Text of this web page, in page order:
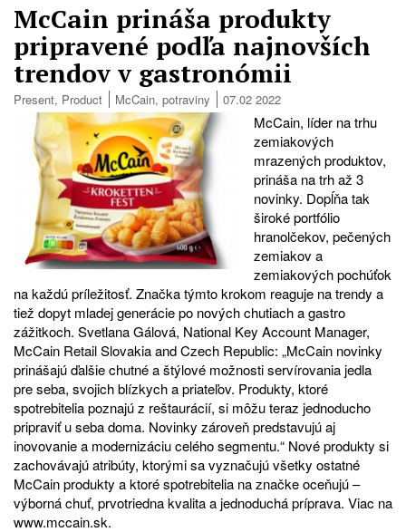
McCain prináša produkty
pripravené podľa najnovších
trendov v gastronómii
Present, Product McCain, potraviny 07.02 2022
McCain, líder na trhu
zemiakových
mrazených produktov,
prináša na trh až 3
novinky. Dopĺňa tak
široké portfólio
hranolčekov, pečených
zemiakov a
zemiakových pochúťok
na každú príležitosť. Značka týmto krokom reaguje na trendy a
tiež dopyt mladej generácie po nových chutiach a gastro
zážitkoch. Svetlana Gálová, National Key Account Manager,
McCain Retail Slovakia and Czech Republic: „McCain novinky
prinášajú ďalšie chutné a štýlové možnosti servírovania jedla
pre seba, svojich blízkych a priateľov. Produkty, ktoré
spotrebitelia poznajú z reštaurácií, si môžu teraz jednoducho
pripraviť u seba doma. Novinky zároveň predstavujú aj
inovovanie a modernizáciu celého segmentu.“ Nové produkty si
zachovávajú atribúty, ktorými sa vyznačujú všetky ostatné
McCain produkty a ktoré spotrebitelia na značke oceňujú –
výborná chuť, prvotriedna kvalita a jednoduchá príprava. Viac na
www.mccain.sk.